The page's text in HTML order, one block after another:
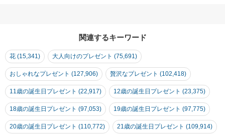
り物 プレゼント ギフ
ト関連するキーワード
花 (15,341) 大人向けのプレゼント (75,691)
おしゃれなプレゼント (127,906) 贅沢なプレゼント (102,418)
11歳の誕生日プレゼント (22,917) 12歳の誕生日プレゼント (23,375)
18歳の誕生日プレゼント (97,053) 19歳の誕生日プレゼント (97,775)
20歳の誕生日プレゼント (110,772) 21歳の誕生日プレゼント (109,914)